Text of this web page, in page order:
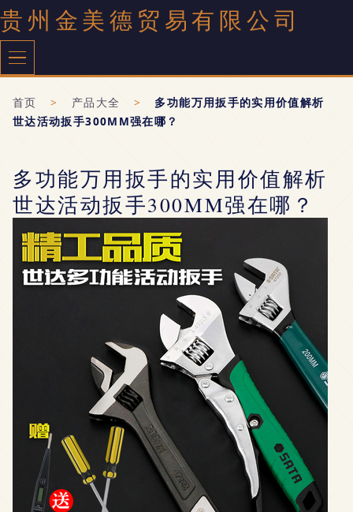
贵州金美德贸易有限公司
首页 > 产品大全 >
多功能万用扳手的实用价值解析
世达活动扳手300MM强在哪？
多功能万用扳手的实用价值解析
世达活动扳手300MM强在哪？